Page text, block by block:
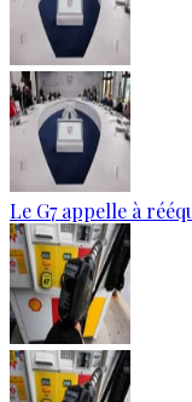
Le G7 appelle à